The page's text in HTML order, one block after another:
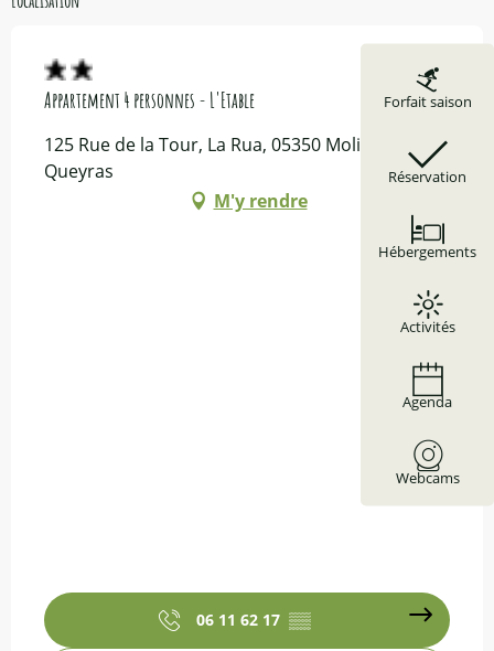
Forfait saison
Réservation
Hébergements
Activités
Agenda
Webcams
Appartement 4 personnes - L'Etable
125 Rue de la Tour, La Rua, 05350 Molines-en-
Queyras
M'y rendre
06 11 62 17 ▒▒